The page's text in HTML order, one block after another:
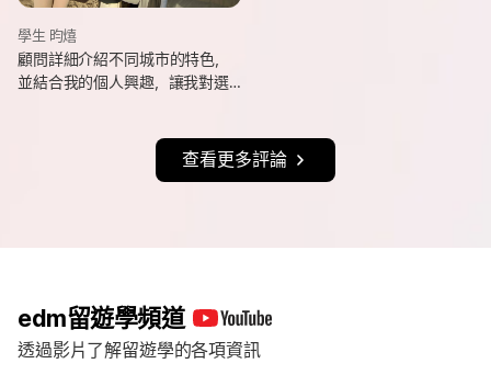
學生 昀熺
顧問詳細介紹不同城市的特色，
並結合我的個人興趣，讓我對選
查看更多評論
edm留遊學頻道
透過影片了解留遊學的各項資訊